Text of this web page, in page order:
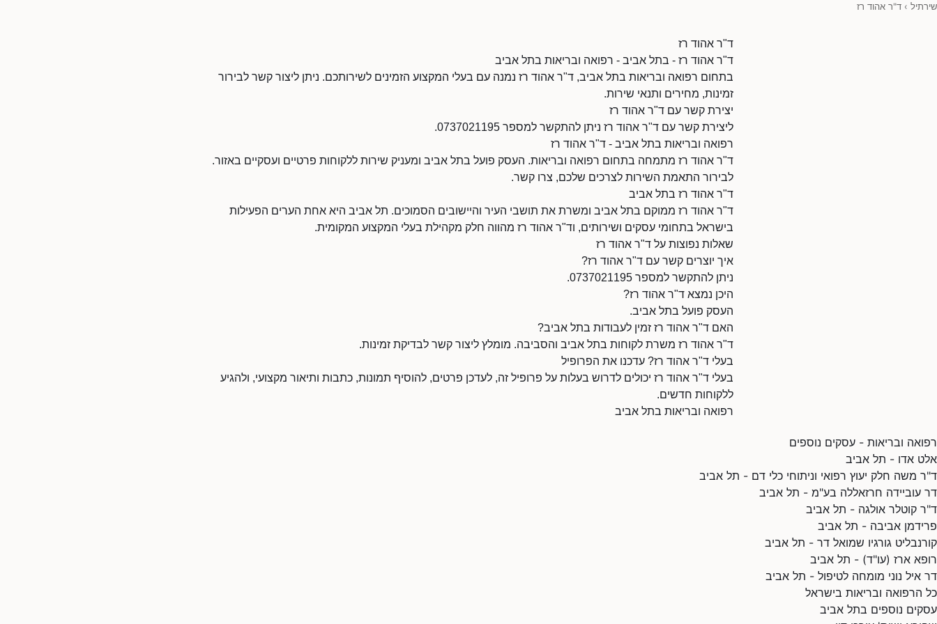
שירתיל › ד"ר אהוד רז
ד"ר אהוד רז
ד"ר אהוד רז - בתל אביב - רפואה ובריאות בתל אביב
בתחום רפואה ובריאות בתל אביב, ד"ר אהוד רז נמנה עם בעלי המקצוע הזמינים לשירותכם. ניתן ליצור קשר לבירור
זמינות, מחירים ותנאי שירות.
יצירת קשר עם ד"ר אהוד רז
ליצירת קשר עם ד"ר אהוד רז ניתן להתקשר למספר 0737021195.
רפואה ובריאות בתל אביב - ד"ר אהוד רז
ד"ר אהוד רז מתמחה בתחום רפואה ובריאות. העסק פועל בתל אביב ומעניק שירות ללקוחות פרטיים ועסקיים באזור.
לבירור התאמת השירות לצרכים שלכם, צרו קשר.
ד"ר אהוד רז בתל אביב
ד"ר אהוד רז ממוקם בתל אביב ומשרת את תושבי העיר והיישובים הסמוכים. תל אביב היא אחת הערים הפעילות
בישראל בתחומי עסקים ושירותים, וד"ר אהוד רז מהווה חלק מקהילת בעלי המקצוע המקומית.
שאלות נפוצות על ד"ר אהוד רז
איך יוצרים קשר עם ד"ר אהוד רז?
ניתן להתקשר למספר 0737021195.
היכן נמצא ד"ר אהוד רז?
העסק פועל בתל אביב.
האם ד"ר אהוד רז זמין לעבודות בתל אביב?
ד"ר אהוד רז משרת לקוחות בתל אביב והסביבה. מומלץ ליצור קשר לבדיקת זמינות.
בעלי ד"ר אהוד רז? עדכנו את הפרופיל
בעלי ד"ר אהוד רז יכולים לדרוש בעלות על פרופיל זה, לעדכן פרטים, להוסיף תמונות, כתבות ותיאור מקצועי, ולהגיע
ללקוחות חדשים.
רפואה ובריאות בתל אביב
רפואה ובריאות - עסקים נוספים
אלט אדו - תל אביב
ד"ר משה חלק יעוץ רפואי וניתוחי כלי דם - תל אביב
דר עוביידה חרזאללה בע"מ - תל אביב
ד"ר קוטלר אולגה - תל אביב
פרידמן אביבה - תל אביב
קורנבליט גורגיו שמואל דר - תל אביב
רופא ארז (עו"ד) - תל אביב
דר איל נוני מומחה לטיפול - תל אביב
כל הרפואה ובריאות בישראל
עסקים נוספים בתל אביב